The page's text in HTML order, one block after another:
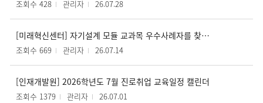
조회수 428 관리자 26.07.28
[미래혁신센터] 자기설계 모듈 교과목 우수사례자를 찾습니다!
조회수 669 관리자 26.07.14
[인재개발원] 2026학년도 7월 진로취업 교육일정 캘린더
조회수 1379 관리자 26.07.01